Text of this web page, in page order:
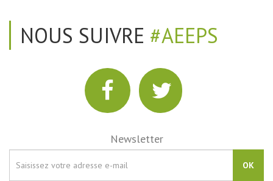
NOUS SUIVRE #AEEPS
Newsletter
OK